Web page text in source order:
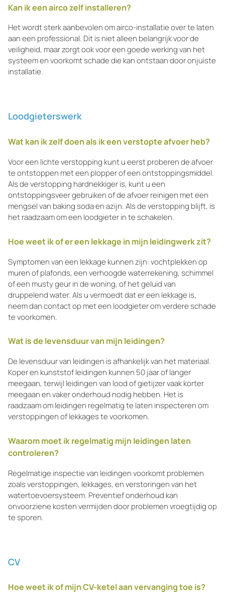
Kan ik een airco zelf installeren?
Het wordt sterk aanbevolen om airco-installatie over te laten
aan een professional. Dit is niet alleen belangrijk voor de
veiligheid, maar zorgt ook voor een goede werking van het
systeem en voorkomt schade die kan ontstaan door onjuiste
installatie.
Loodgieterswerk
Wat kan ik zelf doen als ik een verstopte afvoer heb?
Voor een lichte verstopping kunt u eerst proberen de afvoer
te ontstoppen met een plopper of een ontstoppingsmiddel.
Als de verstopping hardnekkiger is, kunt u een
ontstoppingsveer gebruiken of de afvoer reinigen met een
mengsel van baking soda en azijn. Als de verstopping blijft, is
het raadzaam om een loodgieter in te schakelen.
Hoe weet ik of er een lekkage in mijn leidingwerk zit?
Symptomen van een lekkage kunnen zijn: vochtplekken op
muren of plafonds, een verhoogde waterrekening, schimmel
of een musty geur in de woning, of het geluid van
druppelend water. Als u vermoedt dat er een lekkage is,
neem dan contact op met een loodgieter om verdere schade
te voorkomen.
Wat is de levensduur van mijn leidingen?
De levensduur van leidingen is afhankelijk van het materiaal.
Koper en kunststof leidingen kunnen 50 jaar of langer
meegaan, terwijl leidingen van lood of gietijzer vaak korter
meegaan en vaker onderhoud nodig hebben. Het is
raadzaam om leidingen regelmatig te laten inspecteren om
verstoppingen of lekkages te voorkomen.
Waarom moet ik regelmatig mijn leidingen laten
controleren?
Regelmatige inspectie van leidingen voorkomt problemen
zoals verstoppingen, lekkages, en verstoringen van het
watertoevoersysteem. Preventief onderhoud kan
onvoorziene kosten vermijden door problemen vroegtijdig op
te sporen.
CV
Hoe weet ik of mijn CV-ketel aan vervanging toe is?